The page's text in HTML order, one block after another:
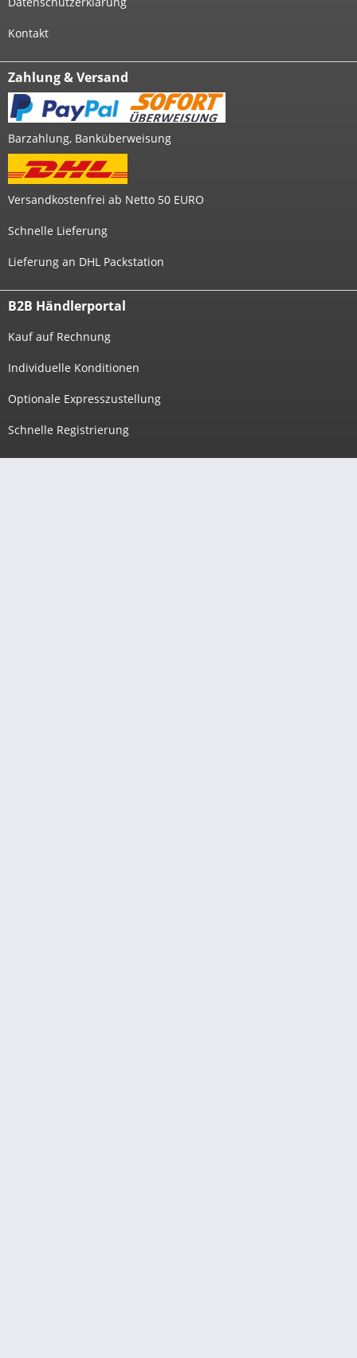
Kontakt
Zahlung & Versand
Barzahlung, Banküberweisung
Versandkostenfrei ab Netto 50 EURO
Schnelle Lieferung
Lieferung an DHL Packstation
B2B Händlerportal
Kauf auf Rechnung
Individuelle Konditionen
Optionale Expresszustellung
Schnelle Registrierung